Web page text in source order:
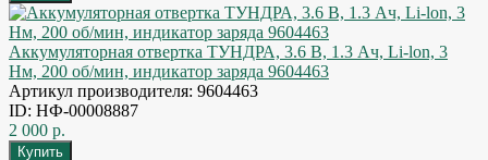
Аккумуляторная отвертка ТУНДРА, 3.6 В, 1.3 Ач, Li-lon, 3
Нм, 200 об/мин, индикатор заряда 9604463
Артикул производителя: 9604463
ID: НФ-00008887
2 000 р.